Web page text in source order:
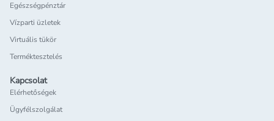
Egészségpénztár
Vízparti üzletek
Virtuális tükör
Terméktesztelés
Kapcsolat
Elérhetőségek
Ügyfélszolgálat